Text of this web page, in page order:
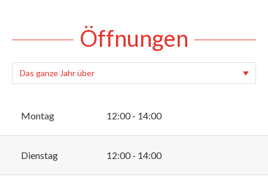
Öffnungen
Montag 12:00 - 14:00
Dienstag 12:00 - 14:00